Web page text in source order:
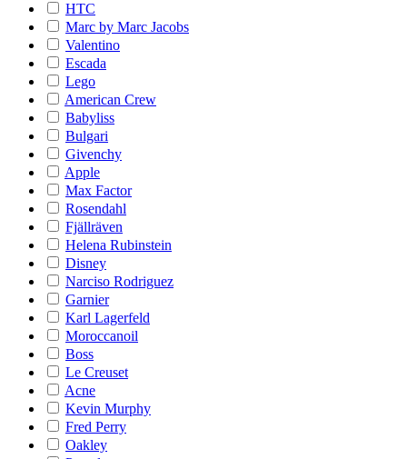
HTC
Marc by Marc Jacobs
Valentino
Escada
Lego
American Crew
Babyliss
Bulgari
Givenchy
Apple
Max Factor
Rosendahl
Fjällräven
Helena Rubinstein
Disney
Narciso Rodriguez
Garnier
Karl Lagerfeld
Moroccanoil
Boss
Le Creuset
Acne
Kevin Murphy
Fred Perry
Oakley